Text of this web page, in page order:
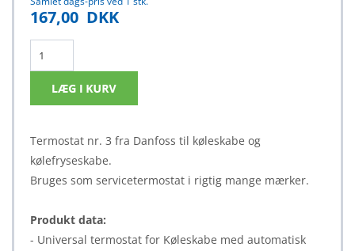
167,00 DKK
Termostat nr. 3 fra Danfoss til køleskabe og
kølefryseskabe.
Bruges som servicetermostat i rigtig mange mærker.
Produkt data:
- Universal termostat for Køleskabe med automatisk